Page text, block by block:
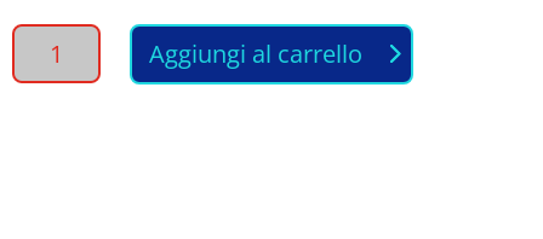
PIASTRA
Aggiungi al carrello